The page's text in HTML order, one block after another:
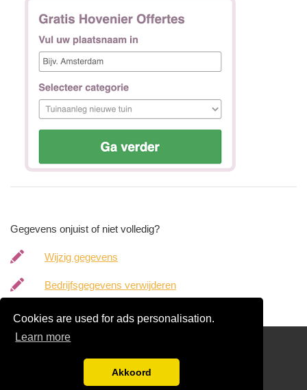
Cookies are used for ads personalisation.
Learn more
Akkoord
Gegevens onjuist of niet volledig?
Wijzig gegevens
Bedrijfsgegevens verwijderen
hoveniergegevens.nl